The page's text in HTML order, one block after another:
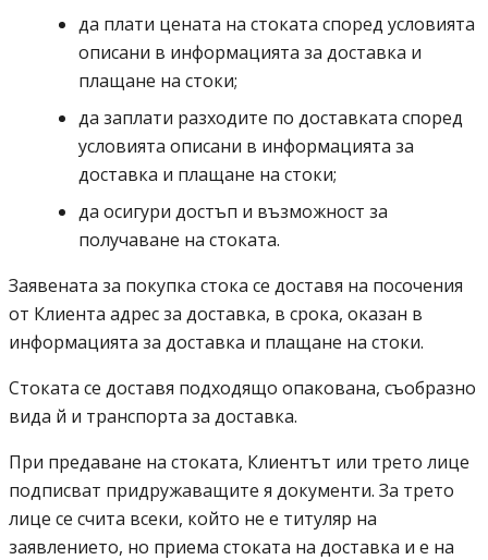
да плати цената на стоката според условията
описани в информацията за доставка и
плащане на стоки;
да заплати разходите по доставката според
условията описани в информацията за
доставка и плащане на стоки;
да осигури достъп и възможност за
получаване на стоката.
Заявената за покупка стока се доставя на посочения
от Клиента адрес за доставка, в срока, оказан в
информацията за доставка и плащане на стоки.
Стоката се доставя подходящо опакована, съобразно
вида й и транспорта за доставка.
При предаване на стоката, Клиентът или трето лице
подписват придружаващите я документи. За трето
лице се счита всеки, който не е титуляр на
заявлението, но приема стоката на доставка и е на